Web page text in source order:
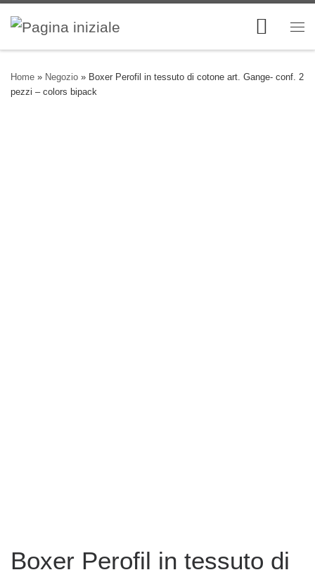
Skip to content
Home » Negozio » Boxer Perofil in tessuto di cotone art. Gange- conf. 2
pezzi – colors bipack
Boxer Perofil in tessuto di